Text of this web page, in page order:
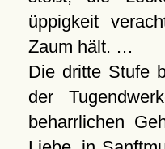
üppigkeit
Zaum hält. …
Die dritte Stufe
der
beharrlichen